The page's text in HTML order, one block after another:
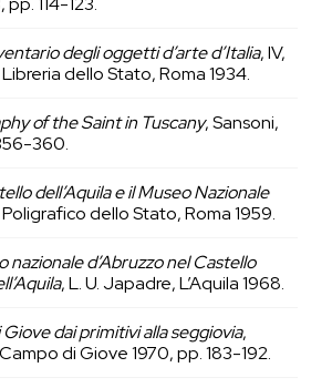
degli oggetti d’arte d’Italia, IV,
Libreria dello Stato, Roma 1934.
of the Saint in Tuscany, Sansoni,
360.
dell’Aquila e il Museo Nazionale
dello Stato, Roma 1959.
nazionale d’Abruzzo nel Castello
, L. U. Japadre, L’Aquila 1968.
dai primitivi alla seggiovia,
di Giove 1970, pp. 183-192.